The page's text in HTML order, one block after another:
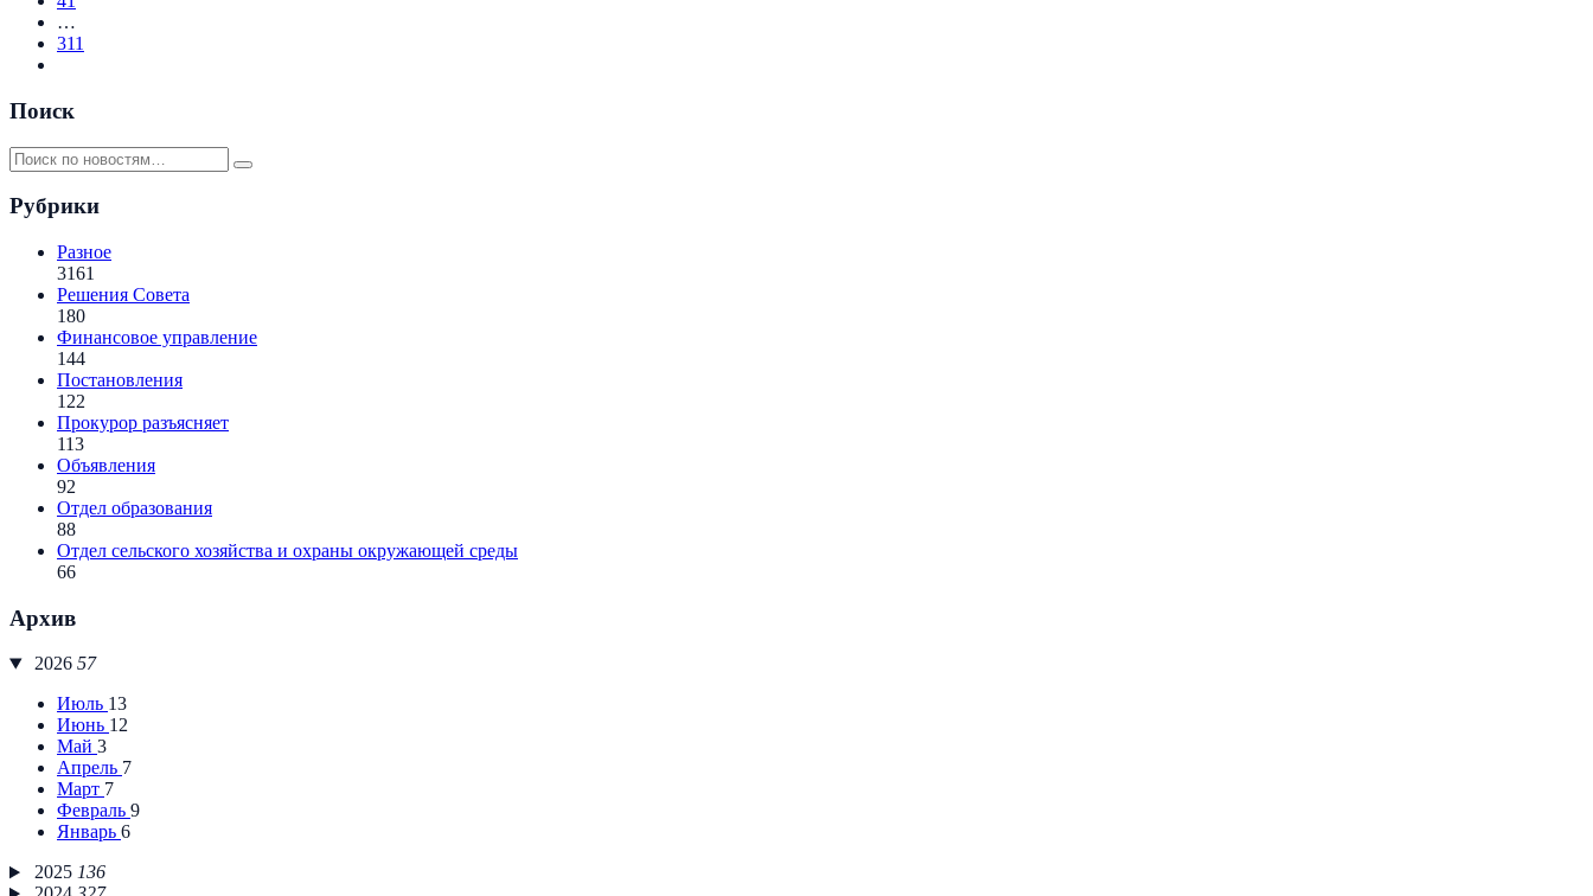
…
311
Поиск
Рубрики
Разное
3161
Решения Совета
180
Финансовое управление
144
Постановления
122
Прокурор разъясняет
113
Объявления
92
Отдел образования
88
Отдел сельского хозяйства и охраны окружающей среды
66
Архив
2026 57
Июль 13
Июнь 12
Май 3
Апрель 7
Март 7
Февраль 9
Январь 6
2025 136